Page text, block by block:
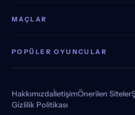
MAÇLAR
POPÜLER OYUNCULAR
HakkımızdaİletişimÖnerilen Siteler
Gizlilik Politikası